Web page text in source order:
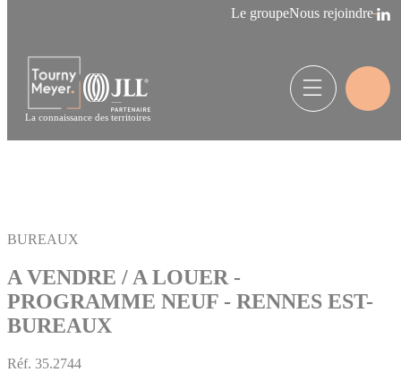
Le groupeNous rejoindre
La connaissance des territoires
BUREAUX
A VENDRE / A LOUER -
PROGRAMME NEUF - RENNES EST-
BUREAUX
Réf. 35.2744